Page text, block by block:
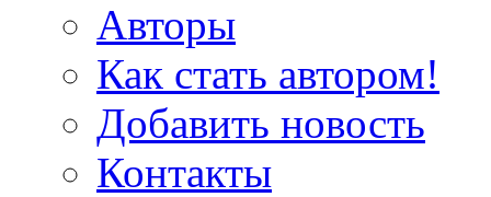
Авторы
Как стать автором!
Добавить новость
Контакты